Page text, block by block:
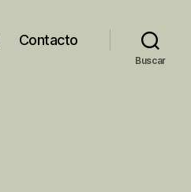
Contacto
Buscar